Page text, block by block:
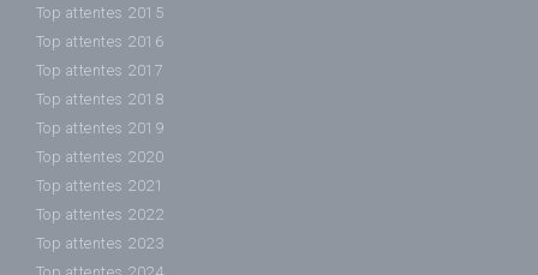
Top attentes 2015
Top attentes 2016
Top attentes 2017
Top attentes 2018
Top attentes 2019
Top attentes 2020
Top attentes 2021
Top attentes 2022
Top attentes 2023